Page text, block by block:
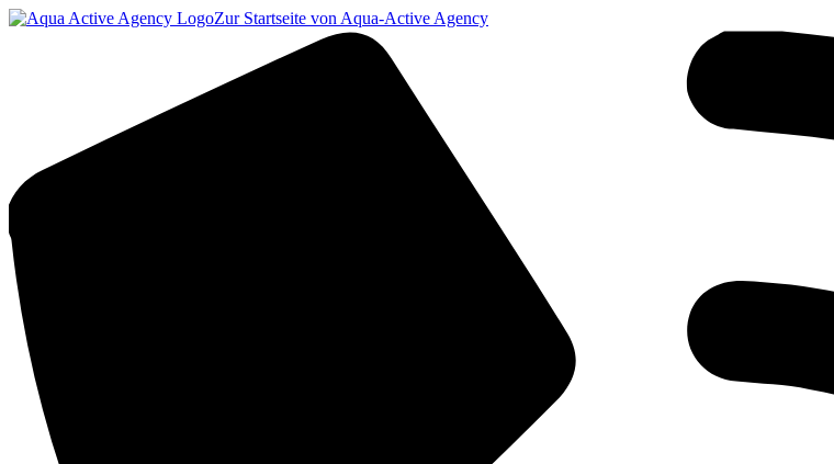
Zur Startseite von Aqua-Active Agency